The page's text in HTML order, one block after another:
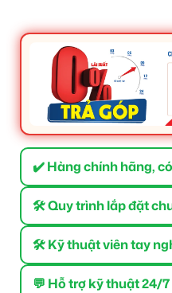
✔️ Hàng chính hãng,
🛠 Quy trình lắp đặt
🛠 Kỹ thuật viên tay
💬 Hỗ trợ kỹ thuật 24/7